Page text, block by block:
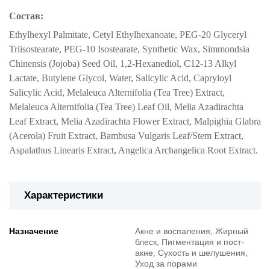
Состав:
Ethylhexyl Palmitate, Cetyl Ethylhexanoate, PEG-20 Glyceryl
Triisostearate, PEG-10 Isostearate, Synthetic Wax, Simmondsia
Chinensis (Jojoba) Seed Oil, 1,2-Hexanediol, C12-13 Alkyl
Lactate, Butylene Glycol, Water, Salicylic Acid, Capryloyl
Salicylic Acid, Melaleuca Alternifolia (Tea Tree) Extract,
Melaleuca Alternifolia (Tea Tree) Leaf Oil, Melia Azadirachta
Leaf Extract, Melia Azadirachta Flower Extract, Malpighia Glabra
(Acerola) Fruit Extract, Bambusa Vulgaris Leaf/Stem Extract,
Aspalathus Linearis Extract, Angelica Archangelica Root Extract.
Характеристики
Назначение
Акне и воспаления, Жирный
блеск, Пигментация и пост-
акне, Сухость и шелушения,
Уход за порами